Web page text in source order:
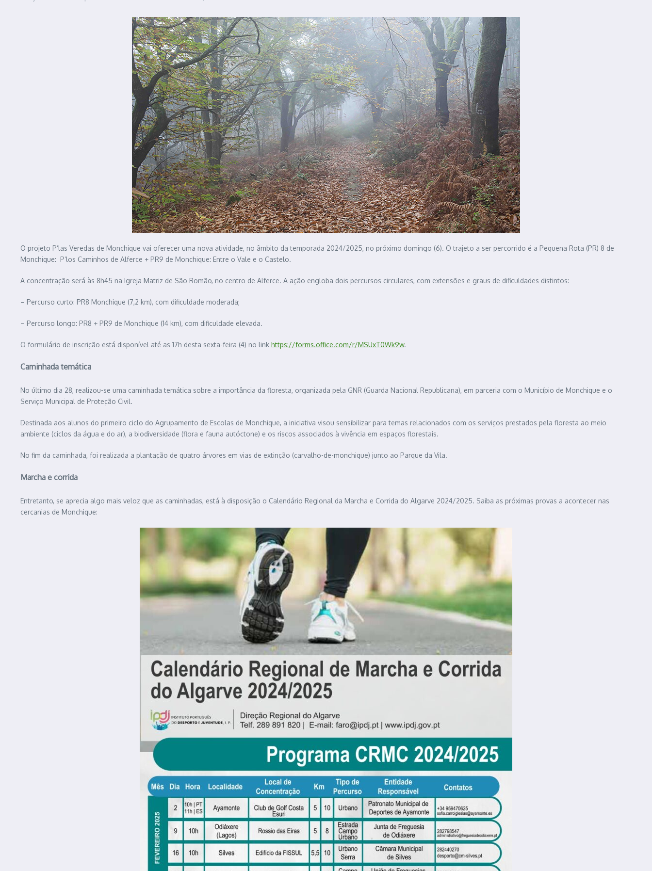
O projeto P’las Veredas de Monchique vai oferecer uma nova atividade, no âmbito da temporada 2024/2025, no próximo domingo (6). O trajeto a ser percorrido é a Pequena Rota (PR) 8 de
Monchique: P’los Caminhos de Alferce + PR9 de Monchique: Entre o Vale e o Castelo.
A concentração será às 8h45 na Igreja Matriz de São Romão, no centro de Alferce. A ação engloba dois percursos circulares, com extensões e graus de dificuldades distintos:
– Percurso curto: PR8 Monchique (7,2 km), com dificuldade moderada;
– Percurso longo: PR8 + PR9 de Monchique (14 km), com dificuldade elevada.
O formulário de inscrição está disponível até as 17h desta sexta-feira (4) no link https://forms.office.com/r/MSUxT0Wk9w.
Caminhada temática
No último dia 28, realizou-se uma caminhada temática sobre a importância da floresta, organizada pela GNR (Guarda Nacional Republicana), em parceria com o Município de Monchique e o
Serviço Municipal de Proteção Civil.
Destinada aos alunos do primeiro ciclo do Agrupamento de Escolas de Monchique, a iniciativa visou sensibilizar para temas relacionados com os serviços prestados pela floresta ao meio
ambiente (ciclos da água e do ar), a biodiversidade (flora e fauna autóctone) e os riscos associados à vivência em espaços florestais.
No fim da caminhada, foi realizada a plantação de quatro árvores em vias de extinção (carvalho-de-monchique) junto ao Parque da Vila.
Marcha e corrida
Entretanto, se aprecia algo mais veloz que as caminhadas, está à disposição o Calendário Regional da Marcha e Corrida do Algarve 2024/2025. Saiba as próximas provas a acontecer nas
cercanias de Monchique: